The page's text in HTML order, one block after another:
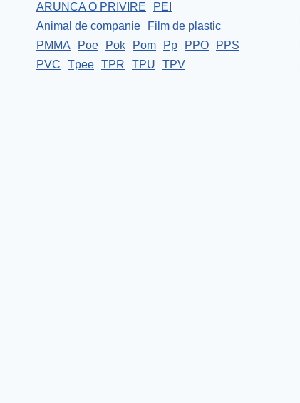
ARUNCA O PRIVIRE
PEI
Animal de companie
Film de plastic
PMMA
Poe Pok Pom Pp PPO
PPS
PVC
Tpee TPR TPU TPV